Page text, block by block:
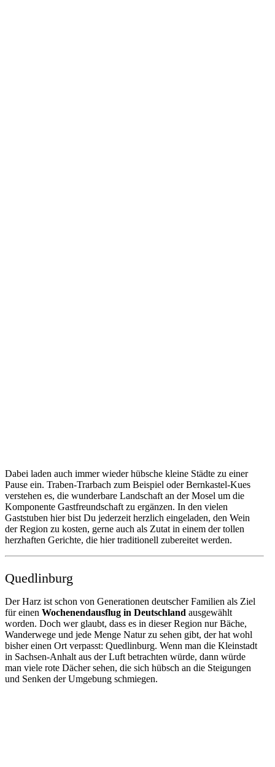
Dabei laden auch immer wieder hübsche kleine Städte zu einer
Pause ein. Traben-Trarbach zum Beispiel oder Bernkastel-Kues
verstehen es, die wunderbare Landschaft an der Mosel um die
Komponente Gastfreundschaft zu ergänzen. In den vielen
Gaststuben hier bist Du jederzeit herzlich eingeladen, den Wein
der Region zu kosten, gerne auch als Zutat in einem der tollen
herzhaften Gerichte, die hier traditionell zubereitet werden.
Quedlinburg
Der Harz ist schon von Generationen deutscher Familien als Ziel
für einen Wochenendausflug in Deutschland ausgewählt
worden. Doch wer glaubt, dass es in dieser Region nur Bäche,
Wanderwege und jede Menge Natur zu sehen gibt, der hat wohl
bisher einen Ort verpasst: Quedlinburg. Wenn man die Kleinstadt
in Sachsen-Anhalt aus der Luft betrachten würde, dann würde
man viele rote Dächer sehen, die sich hübsch an die Steigungen
und Senken der Umgebung schmiegen.